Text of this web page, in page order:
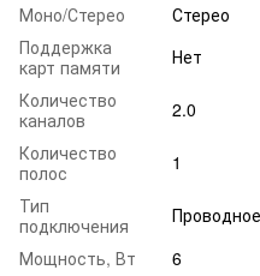
Моно/Стерео
Стерео
Поддержка
карт памяти
Нет
Количество
каналов
2.0
Количество
полос
1
Тип
подключения
Проводное
Мощность, Вт
6